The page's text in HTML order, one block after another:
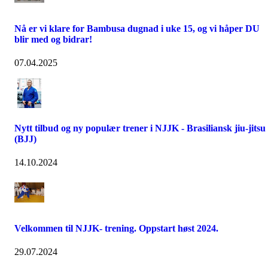
Nå er vi klare for Bambusa dugnad i uke 15, og vi håper DU
blir med og bidrar!
07.04.2025
Nytt tilbud og ny populær trener i NJJK - Brasiliansk jiu-jitsu
(BJJ)
14.10.2024
Velkommen til NJJK- trening. Oppstart høst 2024.
29.07.2024